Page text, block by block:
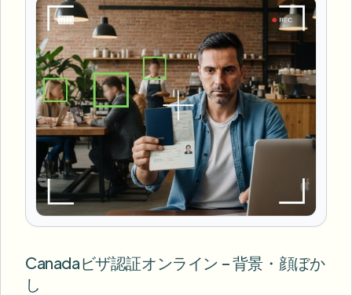
Canadaビザ認証オンライン – 背景・顔ぼか
し